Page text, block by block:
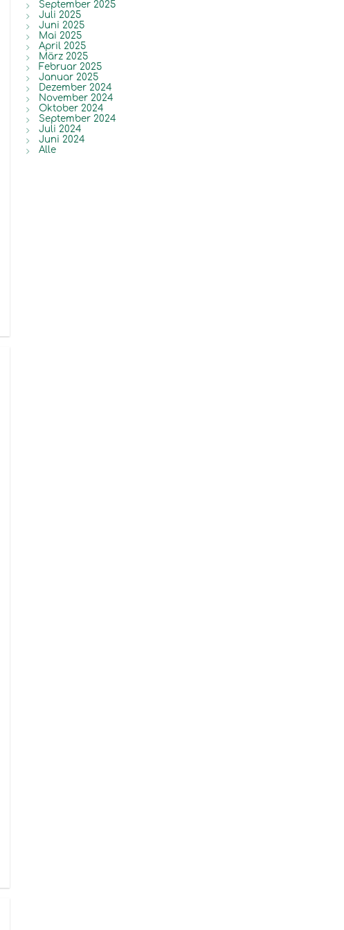
September 2025
Juli 2025
Juni 2025
Mai 2025
April 2025
März 2025
Februar 2025
Januar 2025
Dezember 2024
November 2024
Oktober 2024
September 2024
Juli 2024
Juni 2024
Alle